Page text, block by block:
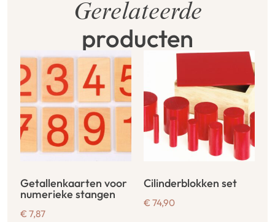
Gerelateerde
producten
Getallenkaarten voor
numerieke stangen
€ 7,87
Cilinderblokken set
€ 74,90